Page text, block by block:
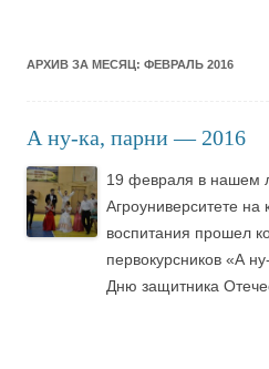
АРХИВ ЗА МЕСЯЦ: ФЕВРАЛЬ 2016
А ну-ка, парни — 2016
19 февраля в нашем
Агроуниверситете
воспитания прошел
первокурсников «А
Дню защитника